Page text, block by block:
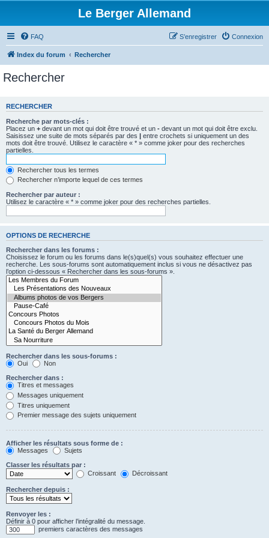
Le Berger Allemand
FAQ Connexion
S’enregistrer
Index du forum Rechercher
Rechercher
RECHERCHER
Recherche par mots-clés :
Placez un + devant un mot qui doit être trouvé et un - devant un mot qui doit être exclu.
Saisissez une suite de mots séparés par des | entre crochets si uniquement un des
mots doit être trouvé. Utilisez le caractère « * » comme joker pour des recherches
partielles.
Rechercher tous les termes
Rechercher n’importe lequel de ces termes
Rechercher par auteur :
Utilisez le caractère « * » comme joker pour des recherches partielles.
OPTIONS DE RECHERCHE
Rechercher dans les forums :
Choisissez le forum ou les forums dans le(s)quel(s) vous souhaitez effectuer une
recherche. Les sous-forums sont automatiquement inclus si vous ne désactivez pas
l’option ci-dessous « Rechercher dans les sous-forums ».
Rechercher dans les sous-forums :
Oui
Non
Rechercher dans :
Titres et messages
Messages uniquement
Titres uniquement
Premier message des sujets uniquement
Afficher les résultats sous forme de :
Messages
Sujets
Classer les résultats par :
Croissant
Décroissant
Rechercher depuis :
Renvoyer les :
Définir à 0 pour afficher l’intégralité du message.
premiers caractères des messages